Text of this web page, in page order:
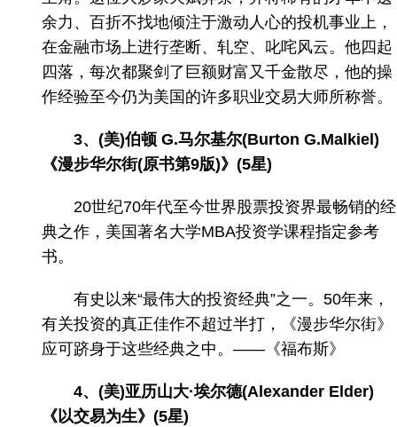
余力、百折不找地倾注于激动人心的投机事业上，
在金融市场上进行垄断、轧空、叱咤风云。他四起
四落，每次都聚剑了巨额财富又千金散尽，他的操
作经验至今仍为美国的许多职业交易大师所称誉。
3、(美)伯顿 G.马尔基尔(Burton G.Malkiel)
《漫步华尔街(原书第9版)》(5星)
20世纪70年代至今世界股票投资界最畅销的经
典之作，美国著名大学MBA投资学课程指定参考
书。
有史以来“最伟大的投资经典”之一。50年来，
有关投资的真正佳作不超过半打，《漫步华尔街》
应可跻身于这些经典之中。——《福布斯》
4、(美)亚历山大·埃尔德(Alexander Elder)
《以交易为生》(5星)